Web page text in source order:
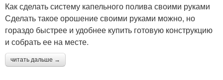
Как сделать систему капельного полива своими руками
Сделать такое орошение своими руками можно, но
гораздо быстрее и удобнее купить готовую конструкцию
и собрать ее на месте.
читать дальше →